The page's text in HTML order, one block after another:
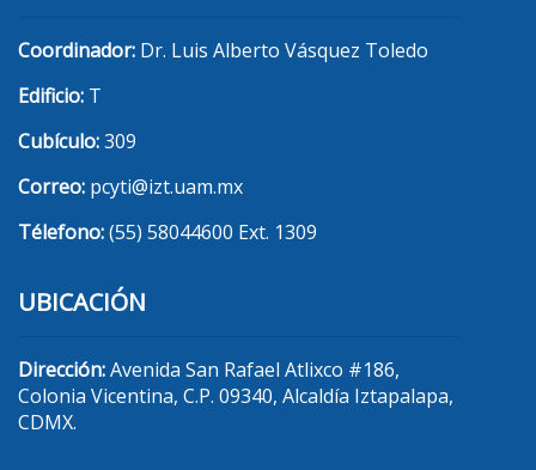
Coordinador: Dr. Luis Alberto Vásquez Toledo
Edificio: T
Cubículo:309
Correo: pcyti@izt.uam.mx
Télefono:(55) 58044600 Ext. 1309
UBICACIÓN
Dirección:Avenida San Rafael Atlixco #186,
Colonia Vicentina, C.P. 09340, Alcaldía Iztapalapa,
CDMX.